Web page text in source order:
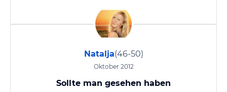
Natalja(46-50)
Oktober 2012
Sollte man gesehen haben